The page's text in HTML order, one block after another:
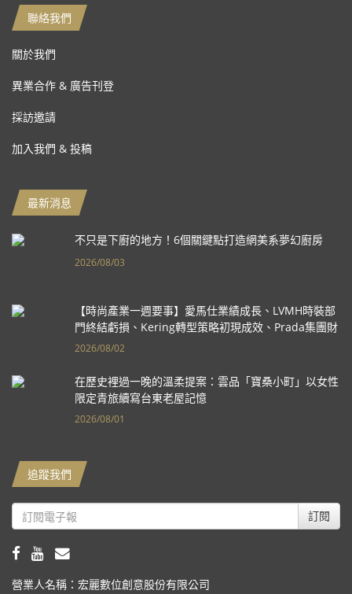
聯絡我們
關於我們
異業合作 & 廣告刊登
採訪邀請
加入我們 & 投稿
最新消息
不只是下廚的地方！6個關鍵點打造網美系夢幻廚房
2026/08/03
【時尚產業一週要事】愛馬仕業績成長、LVMH時裝部
門終結虧損、Kering轉型策略初現成效、Prada集團財
報亮眼
2026/08/02
在歷史裡過一晚的溫柔提案：雲品「寶桑小町」以女性
限定青旅續寫台東老屋記憶
2026/08/01
追蹤我們
訂閱
營業人名稱：宏麗數位創意股份有限公司